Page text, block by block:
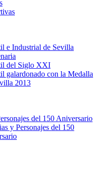
e Industrial de Sevilla
del Siglo XXI
galardonado con la Medalla
2013
del 150 Aniversario
y Personajes del 150